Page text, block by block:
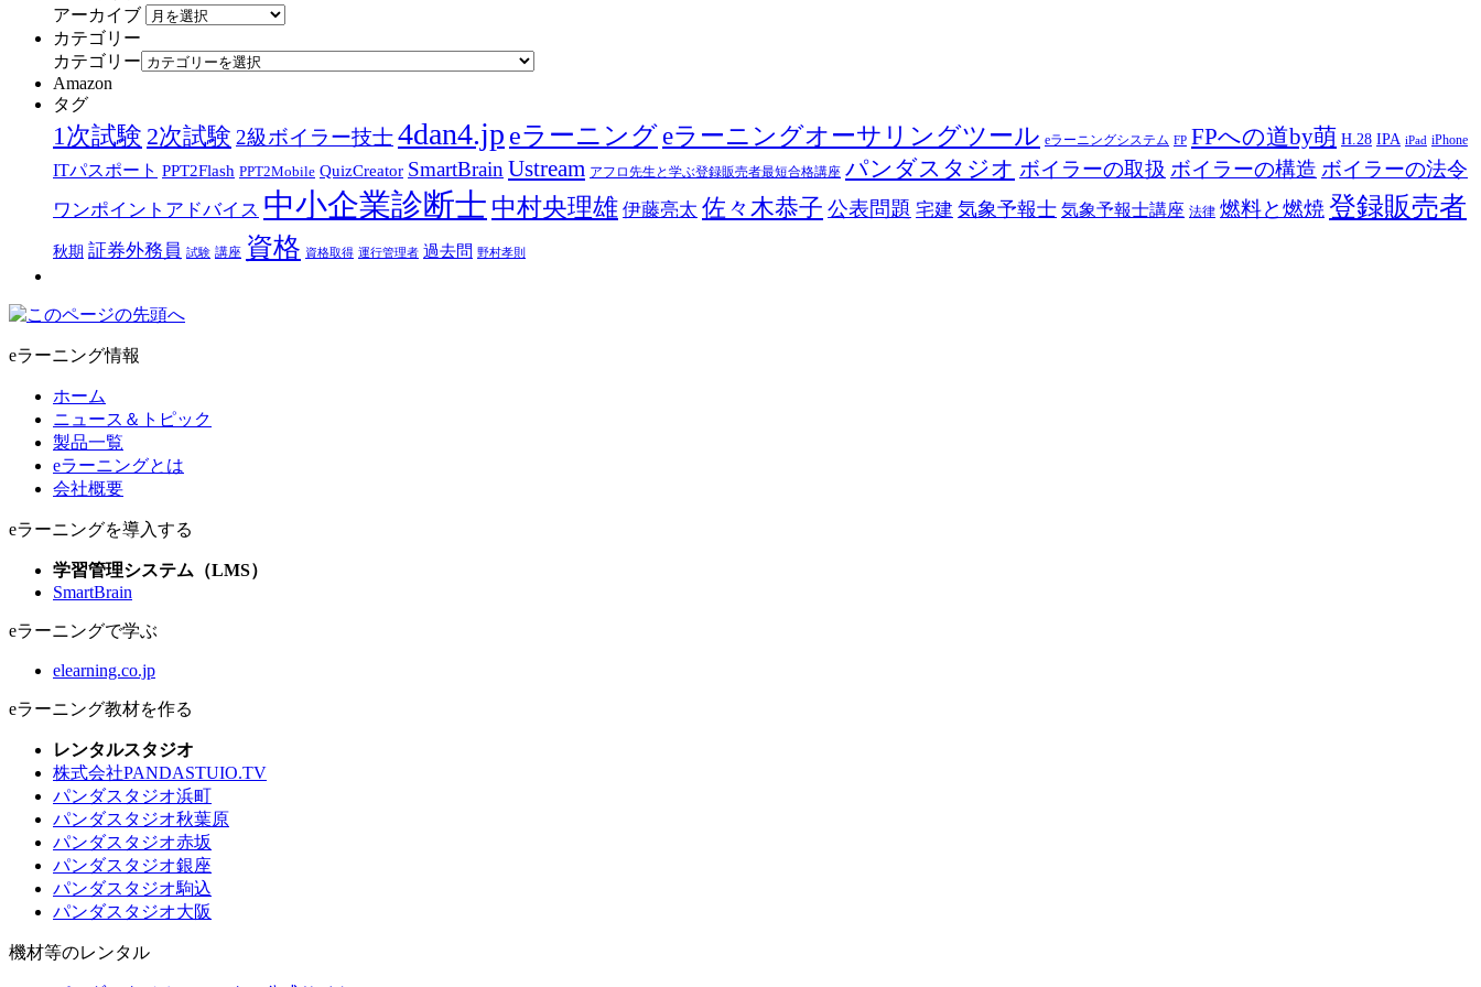
アーカイブ
カテゴリー
カテゴリー
Amazon
タグ
1次試験 2次試験 2級ボイラー技士4dan4.jp eラーニング eラーニングオーサリングツール eラーニングシステム FP FPへの道by萌 H.28 IPA iPad iPhone
ITパスポート PPT2Flash PPT2Mobile QuizCreator SmartBrain Ustream アフロ先生と学ぶ登録販売者最短合格講座 パンダスタジオ ボイラーの取扱 ボイラーの構造 ボイラーの法令
ワンポイントアドバイス 中小企業診断士 中村央理雄 伊藤亮太 佐々木恭子 公表問題 宅建 気象予報士 気象予報士講座 法律 燃料と燃焼 登録販売者
秋期 証券外務員 試験 講座 資格 資格取得 運行管理者 過去問 野村孝則
eラーニング情報
ホーム
ニュース＆トピック
製品一覧
eラーニングとは
会社概要
eラーニングを導入する
学習管理システム（LMS）
SmartBrain
eラーニングで学ぶ
elearning.co.jp
eラーニング教材を作る
レンタルスタジオ
株式会社PANDASTUIO.TV
パンダスタジオ浜町
パンダスタジオ秋葉原
パンダスタジオ赤坂
パンダスタジオ銀座
パンダスタジオ駒込
パンダスタジオ大阪
機材等のレンタル